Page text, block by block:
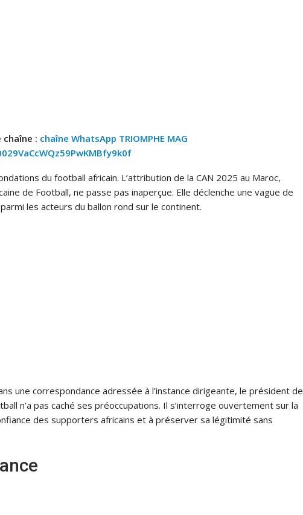
: chaîne WhatsApp TRIOMPHE MAG
du football africain. L’attribution de la CAN 2025 au Maroc,
de Football, ne passe pas inaperçue. Elle déclenche une vague de
les acteurs du ballon rond sur le continent.
une correspondance adressée à l’instance dirigeante, le président de
n’a pas caché ses préoccupations. Il s’interroge ouvertement sur la
des supporters africains et à préserver sa légitimité sans